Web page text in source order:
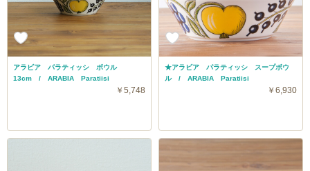
アラビア パラティッシ ボウル
13cm / ARABIA Paratiisi
￥5,748
★アラビア パラティッシ スープボウ
ル / ARABIA Paratiisi
￥6,930